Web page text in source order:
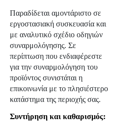
Παραδίδεται αμοντάριστο σε
εργοστασιακή συσκευασία και
με αναλυτικό σχέδιο οδηγιών
συναρμολόγησης. Σε
περίπτωση που ενδιαφέρεστε
για την συναρμολόγηση του
προϊόντος συνιστάται η
επικοινωνία με το πλησιέστερο
κατάστημα της περιοχής σας.
Συντήρηση και καθαρισμός: